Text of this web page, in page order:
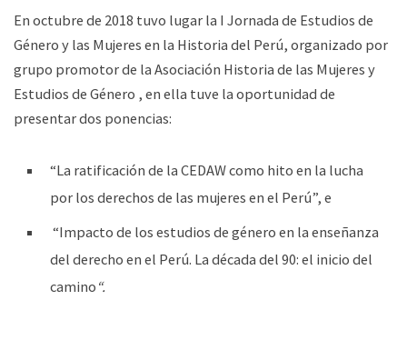
En octubre de 2018 tuvo lugar la I Jornada de Estudios de
Género y las Mujeres en la Historia del Perú, organizado por
grupo promotor de la Asociación Historia de las Mujeres y
Estudios de Género , en ella tuve la oportunidad de
presentar dos ponencias:
“La ratificación de la CEDAW como hito en la lucha
por los derechos de las mujeres en el Perú”, e
“Impacto de los estudios de género en la enseñanza
del derecho en el Perú. La década del 90: el inicio del
camino “.